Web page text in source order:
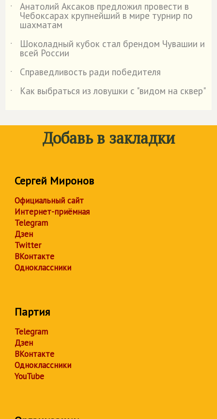
˙
Анатолий Аксаков предложил провести в
Чебоксарах крупнейший в мире турнир по
шахматам
˙
Шоколадный кубок стал брендом Чувашии и
всей России
˙
Справедливость ради победителя
˙
Как выбраться из ловушки с "видом на сквер"
Добавь в закладки
Сергей Миронов
Официальный сайт
Интернет-приёмная
Telegram
Дзен
Twitter
ВКонтакте
Одноклассники
Партия
Telegram
Дзен
ВКонтакте
Одноклассники
YouTube